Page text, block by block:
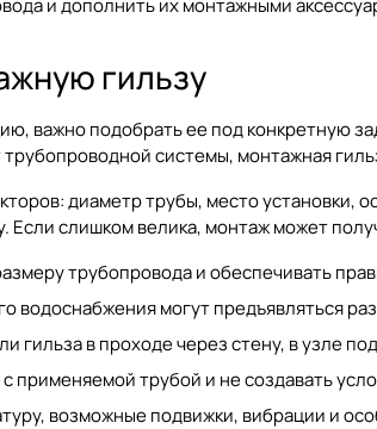
и дополнить их монтажными
гильзу
важно подобрать ее под конкретную
системы, монтажная
диаметр трубы, место
Если слишком велика, монтаж может
трубопровода и обеспечивать
водоснабжения могут предъявляться
гильза в проходе через стену, в узле
применяемой трубой и не создавать
возможные подвижки, вибрации и